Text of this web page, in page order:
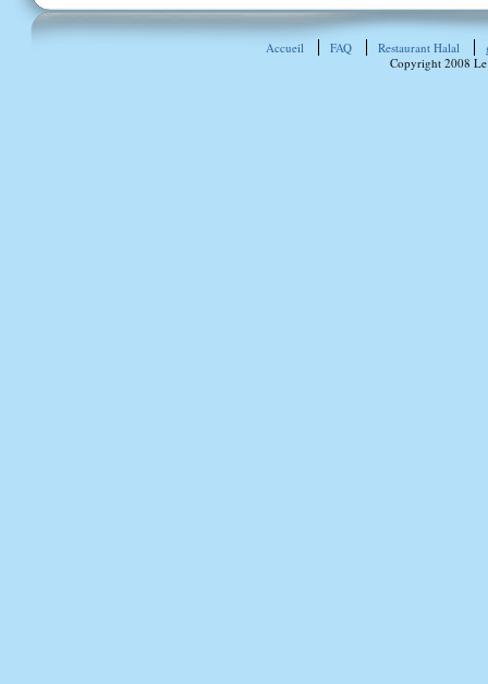
Accueil FAQ Restaurant Halal
Copyright 2008